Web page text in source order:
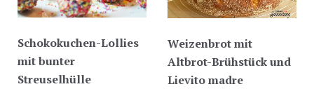
Schokokuchen-Lollies
mit bunter
Streuselhülle
Weizenbrot mit
Altbrot-Brühstück und
Lievito madre